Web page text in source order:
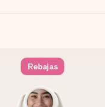
Rebajas